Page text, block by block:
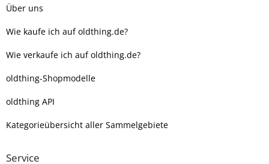
Über uns
Wie kaufe ich auf oldthing.de?
Wie verkaufe ich auf oldthing.de?
oldthing-Shopmodelle
oldthing API
Kategorieübersicht aller Sammelgebiete
Service